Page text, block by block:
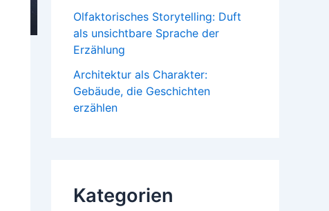
Olfaktorisches Storytelling: Duft
als unsichtbare Sprache der
Erzählung
Architektur als Charakter:
Gebäude, die Geschichten
erzählen
Kategorien